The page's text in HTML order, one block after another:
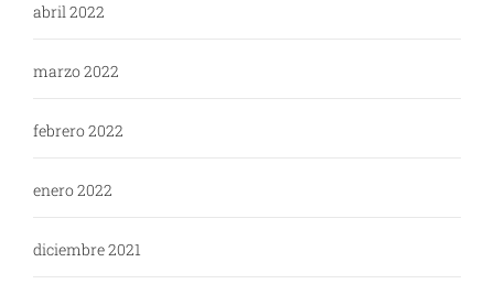
abril 2022
marzo 2022
febrero 2022
enero 2022
diciembre 2021